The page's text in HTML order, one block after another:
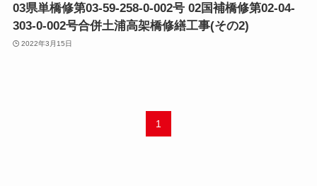
03県単橋修第03-59-258-0-002号 02国補橋修第02-04-
303-0-002号合併土浦高架橋修繕工事(その2)
2022年3月15日
1